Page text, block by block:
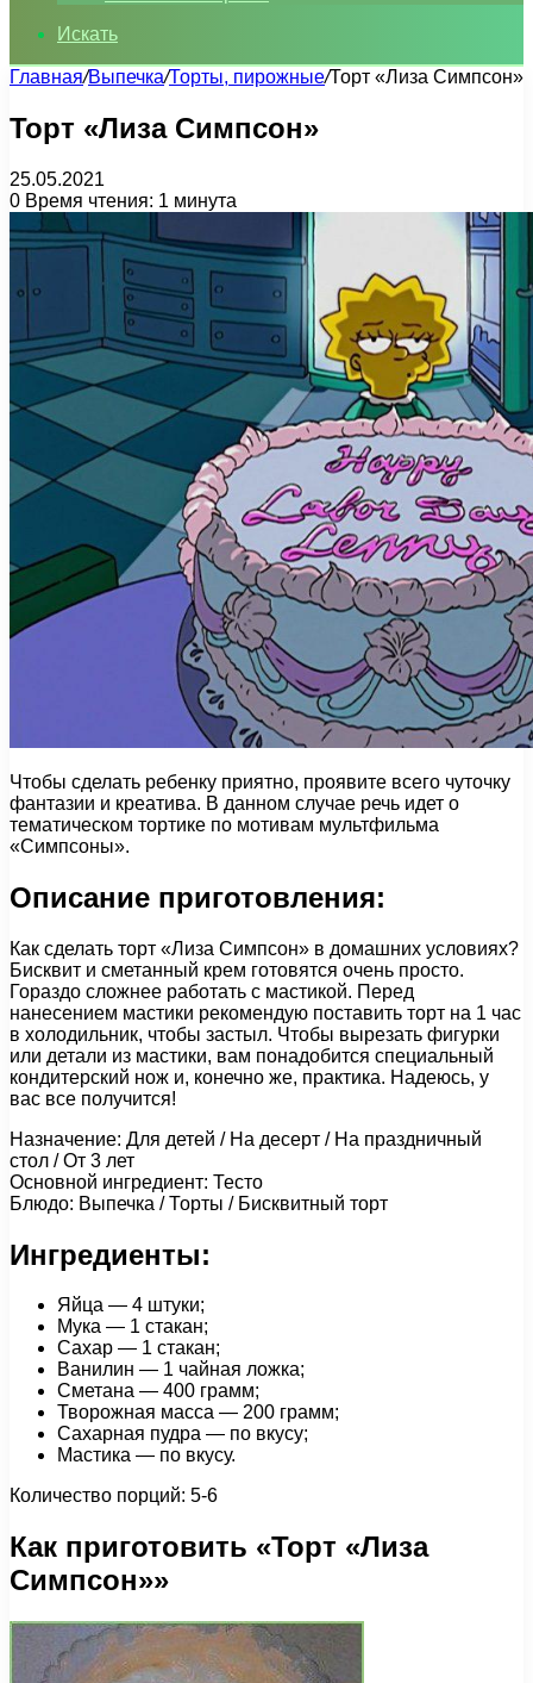
Искать
Главная/Выпечка/Торты, пирожные/Торт «Лиза Симпсон»
Торт «Лиза Симпсон»
25.05.2021
0 Время чтения: 1 минута
Чтобы сделать ребенку приятно, проявите всего чуточку
фантазии и креатива. В данном случае речь идет о
тематическом тортике по мотивам мультфильма
«Симпсоны».
Описание приготовления:
Как сделать торт «Лиза Симпсон» в домашних условиях?
Бисквит и сметанный крем готовятся очень просто.
Гораздо сложнее работать с мастикой. Перед
нанесением мастики рекомендую поставить торт на 1 час
в холодильник, чтобы застыл. Чтобы вырезать фигурки
или детали из мастики, вам понадобится специальный
кондитерский нож и, конечно же, практика. Надеюсь, у
вас все получится!
Назначение: Для детей / На десерт / На праздничный
стол / От 3 лет
Основной ингредиент: Тесто
Блюдо: Выпечка / Торты / Бисквитный торт
Ингредиенты:
Яйца — 4 штуки;
Мука — 1 стакан;
Сахар — 1 стакан;
Ванилин — 1 чайная ложка;
Сметана — 400 грамм;
Творожная масса — 200 грамм;
Сахарная пудра — по вкусу;
Мастика — по вкусу.
Количество порций: 5-6
Как приготовить «Торт «Лиза
Симпсон»»